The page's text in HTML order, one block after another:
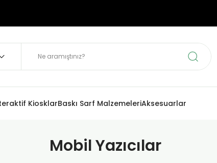
KiosklarBaskı Sarf MalzemeleriAksesuarlar
Mobil Yazıcılar